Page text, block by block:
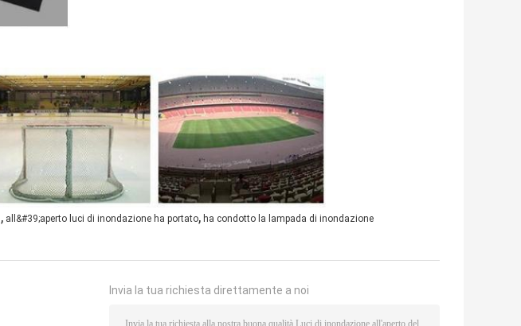
, all&#39;aperto luci di inondazione ha portato, ha condotto la lampada di inondazione
Invia la tua richiesta direttamente a noi